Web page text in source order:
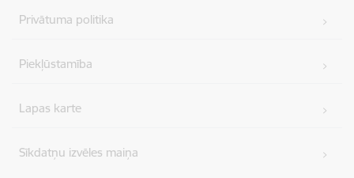
Privātuma politika
Piekļūstamība
Lapas karte
Sīkdatņu izvēles maiņa